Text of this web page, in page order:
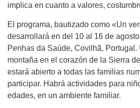
implica en cuanto a valores,
El programa, bautizado como «Un
desarrollará en del 10 al 16 de
Penhas da Saúde, Covilhã,
montaña en el corazón de la Sierra
estará abierto a todas las familias
participar. Habrá actividades para
edades, en un ambiente familiar.